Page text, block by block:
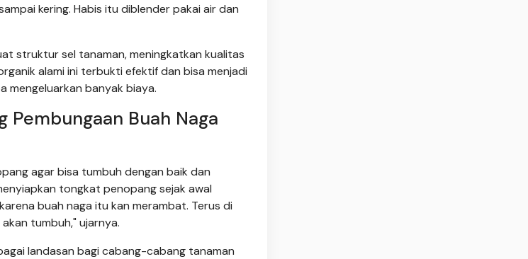
kering. Habis itu diblender pakai air dan
struktur sel tanaman, meningkatkan kualitas
alami ini terbukti efektif dan bisa menjadi
mengeluarkan banyak biaya.
Pembungaan Buah Naga
agar bisa tumbuh dengan baik dan
tongkat penopang sejak awal
buah naga itu kan merambat. Terus di
tumbuh," ujarnya.
landasan bagi cabang-cabang tanaman